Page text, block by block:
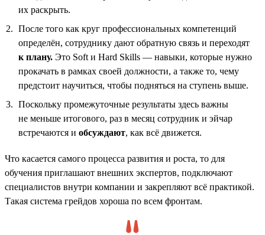
их раскрыть.
После того как круг профессиональных компетенций
определён, сотруднику дают обратную связь и переходят
к плану. Это Soft и Hard Skills — навыки, которые нужно
прокачать в рамках своей должности, а также то, чему
предстоит научиться, чтобы подняться на ступень выше.
Поскольку промежуточные результаты здесь важны
не меньше итогового, раз в месяц сотрудник и эйчар
встречаются и обсуждают, как всё движется.
Что касается самого процесса развития и роста, то для
обучения приглашают внешних экспертов, подключают
специалистов внутри компании и закрепляют всё практикой.
Такая система грейдов хороша по всем фронтам.